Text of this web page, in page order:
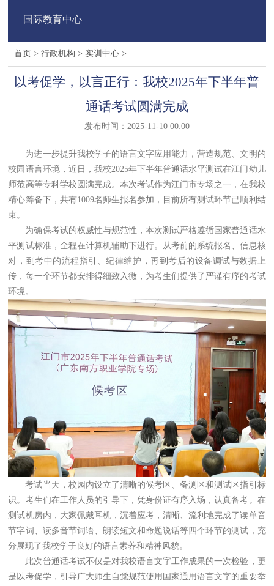
国际教育中心
首页 >行政机构 > 实训中心 >
​以考促学，以言正行：我校2025年下半年普
通话考试圆满完成
发布时间：2025-11-10 00:00
为进一步提升我校学子的语言文字应用能力，营造规范、文明的
校园语言环境，近日，我校2025年下半年普通话水平测试在江门幼儿
师范高等专科学校圆满完成。本次考试作为江门市专场之一，在我校
精心筹备下，共有1009名师生报名参加，目前所有测试环节已顺利结
束。
为确保考试的权威性与规范性，本次测试严格遵循国家普通话水
平测试标准，全程在计算机辅助下进行。从考前的系统报名、信息核
对，到考中的流程指引、纪律维护，再到考后的设备调试与数据上
传，每一个环节都安排得细致入微，为考生们提供了严谨有序的考试
环境。
考试当天，校园内设立了清晰的候考区、备测区和测试区指引标
识。考生们在工作人员的引导下，凭身份证有序入场，认真备考。在
测试机房内，大家佩戴耳机，沉着应考，清晰、流利地完成了读单音
节字词、读多音节词语、朗读短文和命题说话等四个环节的测试，充
分展现了我校学子良好的语言素养和精神风貌。
此次普通话考试不仅是对我校语言文字工作成果的一次检验，更
是以考促学，引导广大师生自觉规范使用国家通用语言文字的重要举